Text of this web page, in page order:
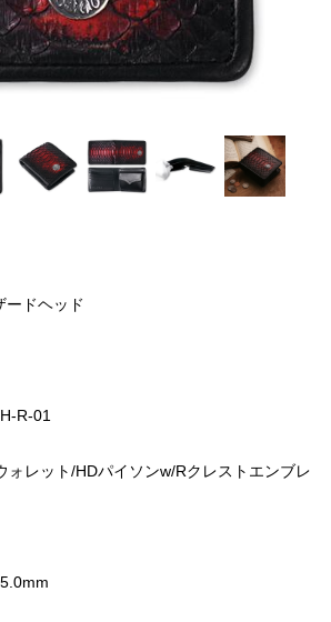
ードヘッド
R-01
ォレット/HDパイソンw/Rクレストエンブレ